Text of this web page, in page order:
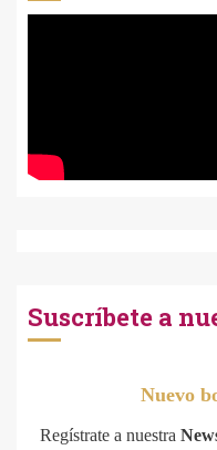
Suscríbete a
Nuevo
Regístrate a nuestra